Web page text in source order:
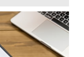
アップ。
。
を完了。